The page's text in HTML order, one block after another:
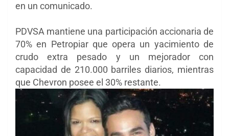
en un comunicado.
PDVSA mantiene una participación accionaria de
70% en Petropiar que opera un yacimiento de
crudo extra pesado y un mejorador con
capacidad de 210.000 barriles diarios, mientras
que Chevron posee el 30% restante.